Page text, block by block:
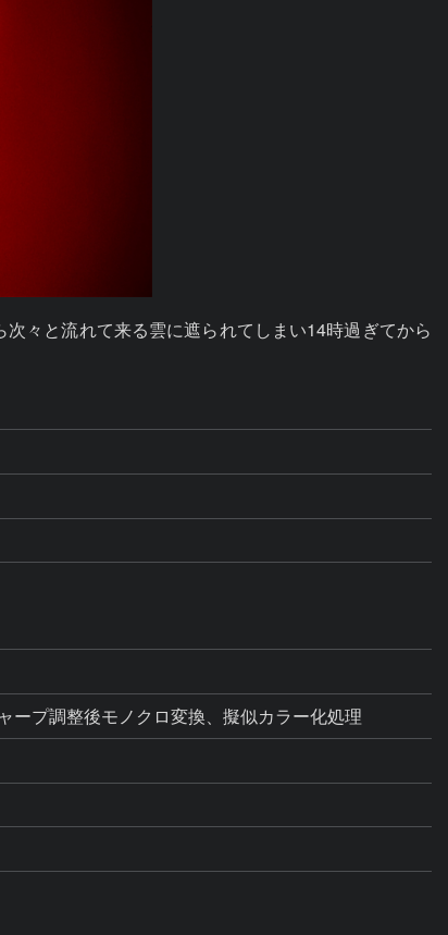
々と流れて来る雲に遮られてしまい14時過ぎてから
ープ調整後モノクロ変換、擬似カラー化処理